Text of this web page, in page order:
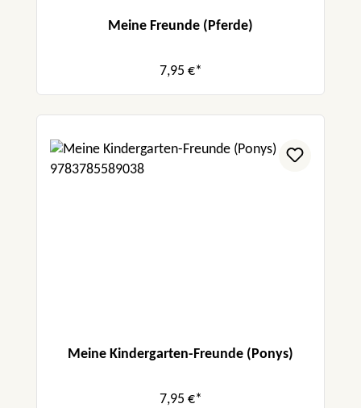
Meine Freunde (Pferde)
7,95 €*
Meine Kindergarten-Freunde (Ponys)
7,95 €*